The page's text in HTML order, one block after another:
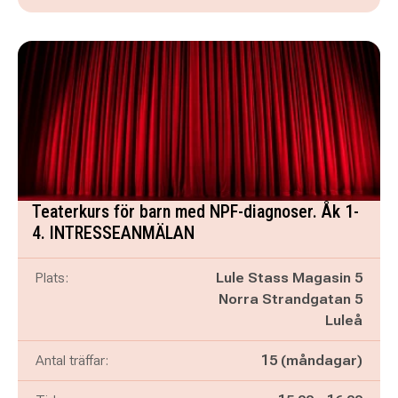
Teaterkurs för barn med NPF-diagnoser. Åk 1-
4. INTRESSEANMÄLAN
Plats:
Lule Stass Magasin 5
Norra Strandgatan 5
Luleå
Antal träffar: 15 (måndagar)